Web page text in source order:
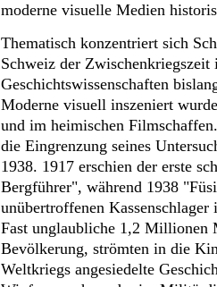
moderne visuelle Medien
Thematisch konzentriert sich
Schweiz der
Geschichtswissenschaften
Moderne visuell inszeniert
und im heimischen
die Eingrenzung seines
1938. 1917 erschien der erste
Bergführer", während 1938
unübertroffenen
Fast unglaubliche 1,2 Millionen
Bevölkerung, strömten in die
Weltkriegs angesiedelte